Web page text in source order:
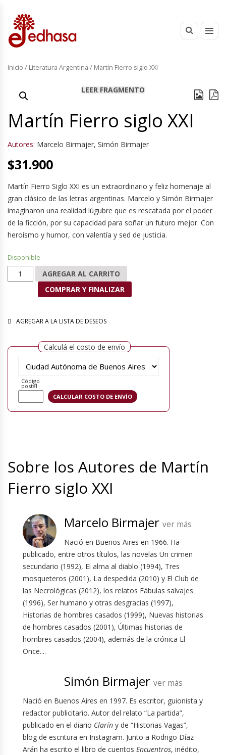
Inicio / Literatura Argentina / Martín Fierro siglo XXI
LEER FRAGMENTO
Martín Fierro siglo XXI
Autores: Marcelo Birmajer, Simón Birmajer
$31.900
Martín Fierro Siglo XXI es un extraordinario y feliz homenaje al
gran clásico de las letras argentinas. Marcelo y Simón Birmajer
imaginaron una realidad lúgubre que es rescatada por el poder
de la ficción, por su capacidad para soñar un futuro mejor. Con
heroísmo y humor, con valentía y sed de justicia.
Disponible
Martín Fierro siglo XXI cantidad
AGREGAR AL CARRITO
COMPRAR Y FINALIZAR
AGREGAR A LA LISTA DE DESEOS
Calculá el costo de envío
Código
postal
Sobre los Autores de Martín
Fierro siglo XXI
Marcelo Birmajer ver más
Nació en Buenos Aires en 1966. Ha
publicado, entre otros títulos, las novelas Un crimen
secundario (1992), El alma al diablo (1994), Tres
mosqueteros (2001), La despedida (2010) y El Club de
las Necrológicas (2012), los relatos Fábulas salvajes
(1996), Ser humano y otras desgracias (1997),
Historias de hombres casados (1999), Nuevas historias
de hombres casados (2001), Últimas historias de
hombres casados (2004), además de la crónica El
Once....
Simón Birmajer ver más
Nació en Buenos Aires en 1997. Es escritor, guionista y
redactor publicitario. Autor del relato “La partida”,
publicado en el diario Clarín y de “Historias Vagas”,
blog de escritura en Instagram. Junto a Rodrigo Díaz
Arán ha escrito el libro de cuentos Encuentros, inédito,